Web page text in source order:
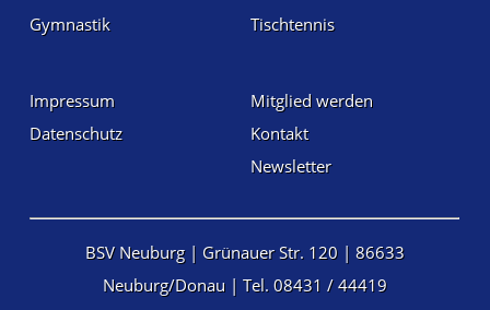
Gymnastik
Tischtennis
Impressum
Datenschutz
Mitglied werden
Kontakt
Newsletter
BSV Neuburg | Grünauer Str. 120 | 86633
Neuburg/Donau | Tel. 08431 / 44419